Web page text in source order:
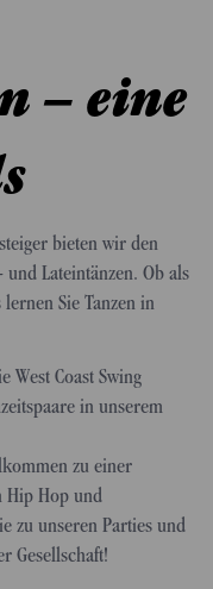
– eine
bieten wir den
Lateintänzen. Ob als
Sie Tanzen in
West Coast Swing
in unserem
zu einer
Hip Hop und
zu unseren Parties und
Gesellschaft!